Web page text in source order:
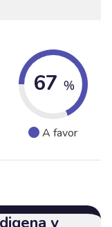
67 %
A favor
y